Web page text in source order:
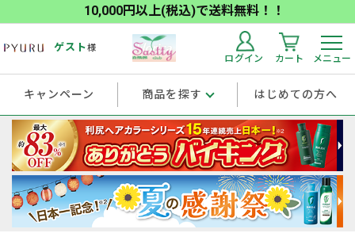
10,000円以上(税込)で送料無料！！
ゲスト様
ログイン カート メニュー
キャンペーン 商品を探す はじめての方へ